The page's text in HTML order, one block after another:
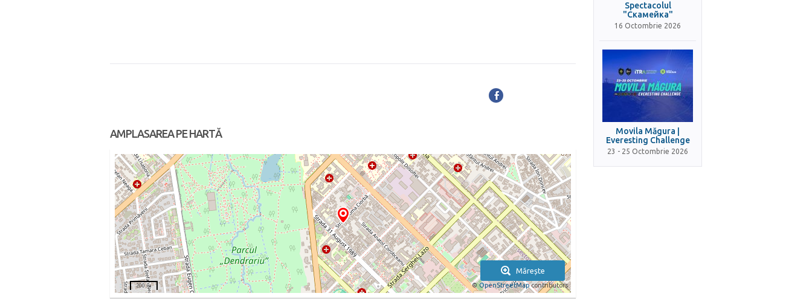
AMPLASAREA PE HARTĂ
Mărește
©OpenStreetMapcontributors
200 m
Spectacolul
"Скамейка"
16 Octombrie 2026
Movila Măgura |
Everesting Challenge
23 - 25 Octombrie 2026